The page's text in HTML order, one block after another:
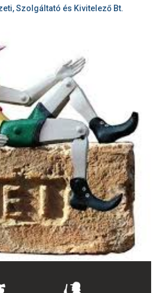
Szolgáltató és Kivitelező Bt.